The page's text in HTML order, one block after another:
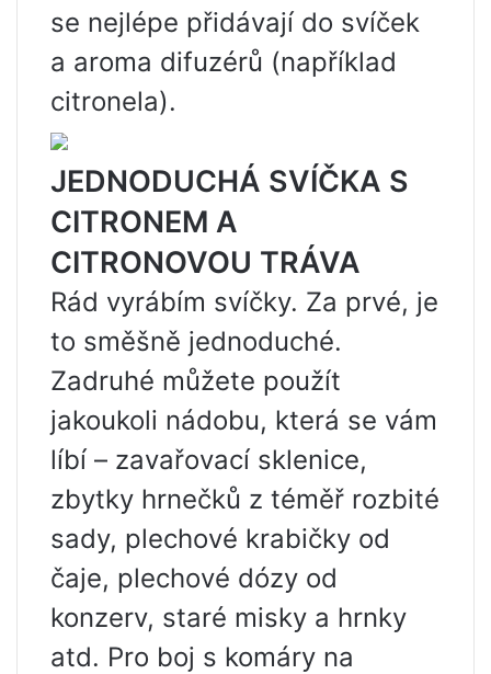
se nejlépe přidávají do svíček
a aroma difuzérů (například
citronela).
JEDNODUCHÁ SVÍČKA S
CITRONEM A
CITRONOVOU TRÁVA
Rád vyrábím svíčky. Za prvé, je
to směšně jednoduché.
Zadruhé můžete použít
jakoukoli nádobu, která se vám
líbí – zavařovací sklenice,
zbytky hrnečků z téměř rozbité
sady, plechové krabičky od
čaje, plechové dózy od
konzerv, staré misky a hrnky
atd. Pro boj s komáry na